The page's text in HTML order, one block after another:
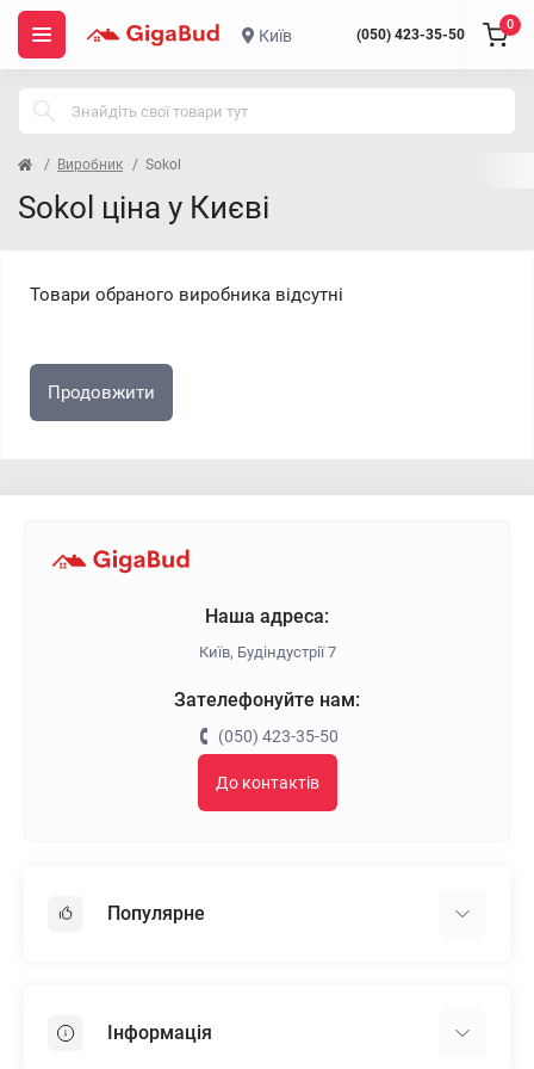
Київ (050) 423-35-50
0
Виробник Sokol
Sokol ціна у Києві
Товари обраного виробника відсутні
Продовжити
Наша адреса:
Київ, Будіндустрії 7
Зателефонуйте нам:
(050) 423-35-50
До контактів
Популярне
Пінопласт
Інформація